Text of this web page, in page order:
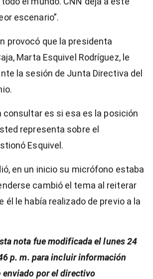
escenario”.
provocó que la presidenta
Marta Esquivel Rodríguez, le
la sesión de Junta Directiva del
consultar es si esa es la posición
representa sobre el
Esquivel.
en un inicio su micrófono estaba
cambió el tema al reiterar
él le había realizado de previo a la
nota fue modificada el lunes 24
p. m. para incluir información
enviado por el directivo